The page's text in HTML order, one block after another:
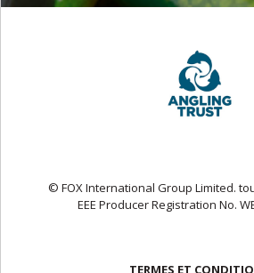
© FOX International Group Limited.
EEE Producer Registration No.
TERMES ET